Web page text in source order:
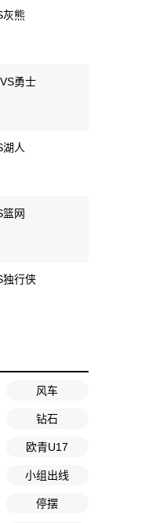
灰熊
勇士
人
网
行侠
风车
钻石
欧青U17
小组出线
停摆